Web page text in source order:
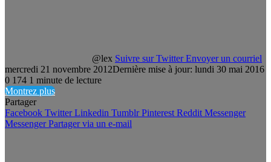
@lex Suivre sur Twitter Envoyer un courriel
mercredi 21 novembre 2012Dernière mise à jour: lundi 30 mai 2016
0 174 1 minute de lecture
Montrez plus
Partager
Facebook Twitter Linkedin Tumblr Pinterest Reddit Messenger
Messenger Partager via un e-mail